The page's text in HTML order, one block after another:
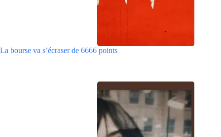
La bourse va s’écraser de 6666 points